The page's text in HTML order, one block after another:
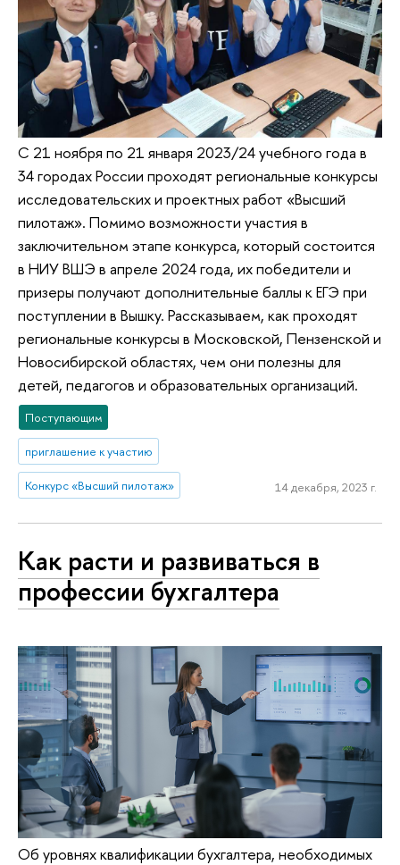
С 21 ноября по 21 января 2023/24 учебного года в
34 городах России проходят региональные конкурсы
исследовательских и проектных работ «Высший
пилотаж». Помимо возможности участия в
заключительном этапе конкурса, который состоится
в НИУ ВШЭ в апреле 2024 года, их победители и
призеры получают дополнительные баллы к ЕГЭ при
поступлении в Вышку. Рассказываем, как проходят
региональные конкурсы в Московской, Пензенской и
Новосибирской областях, чем они полезны для
детей, педагогов и образовательных организаций.
Поступающим
приглашение к участию
Конкурс «Высший пилотаж» 14 декабря, 2023 г.
Как расти и развиваться в
профессии бухгалтера
Об уровнях квалификации бухгалтера, необходимых